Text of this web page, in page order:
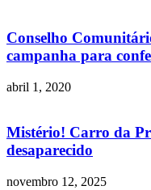
Conselho
campanha para
abril 1, 2020
Mistério! Carro da
desaparecido
novembro 12, 2025